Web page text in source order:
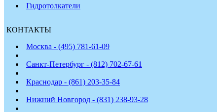
Гидротолкатели
КОНТАКТЫ
Москва - (495) 781-61-09
Санкт-Петербург - (812) 702-67-61
Краснодар - (861) 203-35-84
Нижний Новгород - (831) 238-93-28